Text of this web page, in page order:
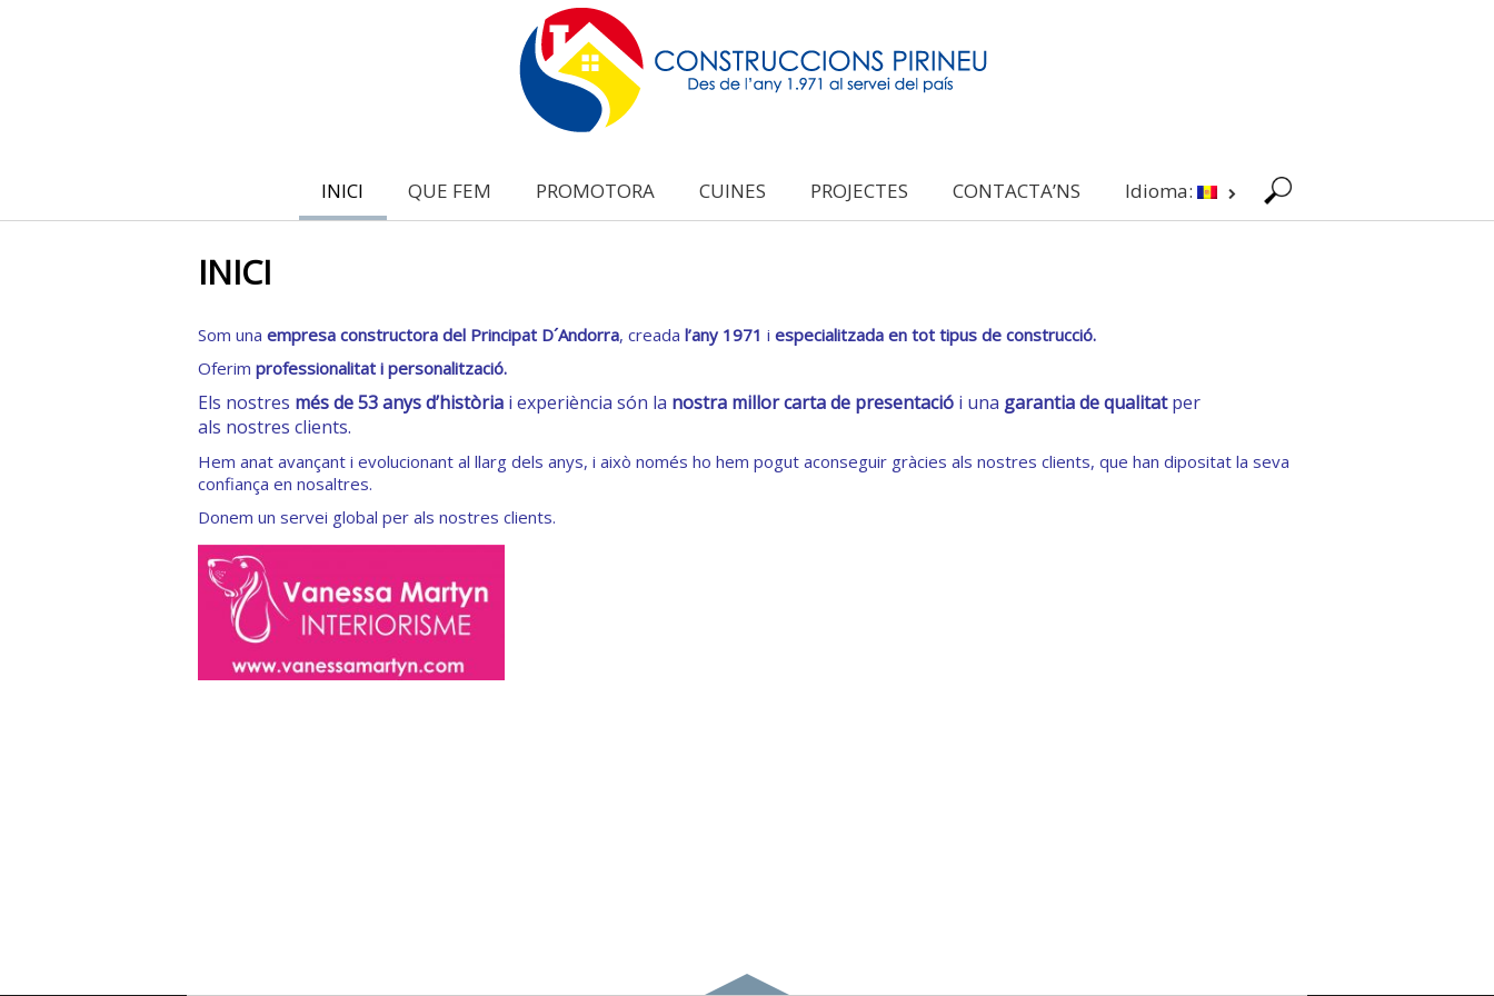
INICI QUE FEM PROMOTORA CUINES PROJECTES CONTACTA’NS Idioma:
INICI
Som una empresa constructora del Principat D´Andorra, creada l’any 1971 i especialitzada en tot tipus de construcció.
Oferim professionalitat i personalització.
Els nostres més de 53 anys d’història i experiència són la nostra millor carta de presentació i una garantia de qualitatper
als nostres clients.
Hem anat avançant i evolucionant al llarg dels anys, i això només ho hem pogut aconseguir gràcies als nostres clients, que han dipositat la seva
confiança en nosaltres.
Donem un servei global per als nostres clients.